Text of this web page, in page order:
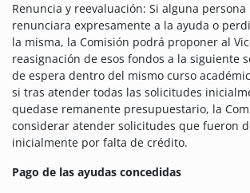
Renuncia y reevaluación: Si alguna
renunciara expresamente a la ayuda o
la misma, la Comisión podrá proponer al
reasignación de esos fondos a la siguiente
de espera dentro del mismo curso
si tras atender todas las solicitudes
quedase remanente presupuestario, la
considerar atender solicitudes que fueron
inicialmente por falta de crédito.
Pago de las ayudas concedidas